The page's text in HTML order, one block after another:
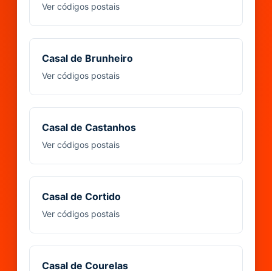
Ver códigos postais
Casal de Brunheiro
Ver códigos postais
Casal de Castanhos
Ver códigos postais
Casal de Cortido
Ver códigos postais
Casal de Courelas